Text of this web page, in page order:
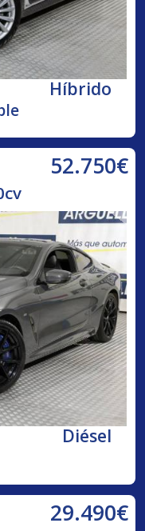
Híbrido
52.750€
Diésel
29.490€